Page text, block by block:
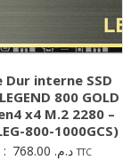
Dur interne SSD
800 GOLD
x4 M.2 2280 –
800-1000GCS)
د.م. TTC